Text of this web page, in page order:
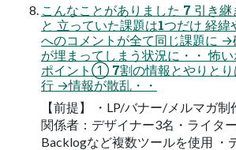
こんなことがありました 7 引き
と 立っていた課題は1つだけ 経
へのコメントが全て同じ課題に →
が埋まってしまう状況に・・ 怖
ポイント① 7割の情報とやりと
行 →情報が散乱・・
【前提】 ・LP/バナー/メルマガ制
関係者：デザイナー3名・ライター
Backlogなど複数ツールを使用 ・